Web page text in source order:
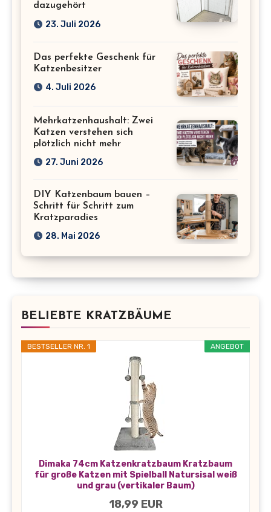
dazugehört
23. Juli 2026
Das perfekte Geschenk für
Katzenbesitzer
4. Juli 2026
Mehrkatzenhaushalt: Zwei
Katzen verstehen sich
plötzlich nicht mehr
27. Juni 2026
DIY Katzenbaum bauen –
Schritt für Schritt zum
Kratzparadies
28. Mai 2026
BELIEBTE KRATZBÄUME
ANGEBOT
BESTSELLER NR. 1
Dimaka 74cm Katzenkratzbaum Kratzbaum
für große Katzen mit Spielball Natursisal weiß
und grau (vertikaler Baum)
18,99 EUR